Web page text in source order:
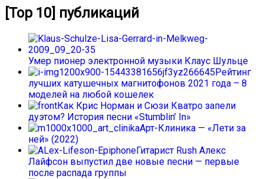
[Top 10] публикаций
Умер пионер электронной музыки Клаус Шульце
Рейтинг
лучших катушечных магнитофонов 2021 года – 8
моделей на любой кошелек
Как Крис Норман и Сюзи Кватро запели
дуэтом? История песни «Stumblin’ In»
Арт-Клиника — «Лети за
ней» (2022)
Гитарист Rush Алекс
Лайфсон выпустил две новые песни — первые
после распада группы